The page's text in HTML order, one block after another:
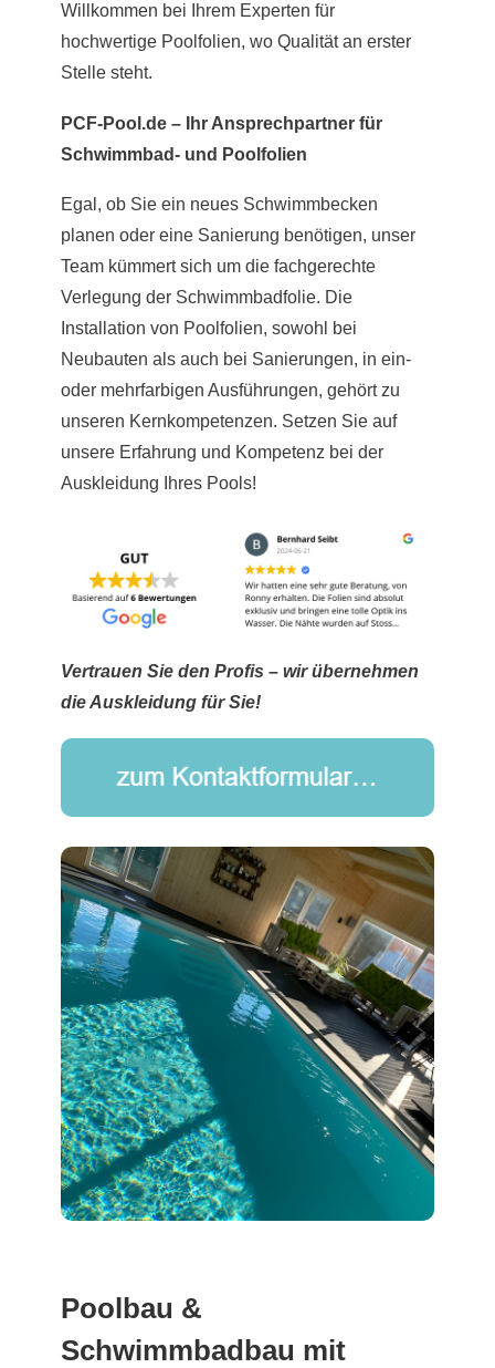
Willkommen bei Ihrem Experten für
hochwertige Poolfolien, wo Qualität an erster
Stelle steht.
PCF-Pool.de – Ihr Ansprechpartner für
Schwimmbad- und Poolfolien
Egal, ob Sie ein neues Schwimmbecken
planen oder eine Sanierung benötigen, unser
Team kümmert sich um die fachgerechte
Verlegung der Schwimmbadfolie. Die
Installation von Poolfolien, sowohl bei
Neubauten als auch bei Sanierungen, in ein-
oder mehrfarbigen Ausführungen, gehört zu
unseren Kernkompetenzen. Setzen Sie auf
unsere Erfahrung und Kompetenz bei der
Auskleidung Ihres Pools!
Vertrauen Sie den Profis – wir übernehmen
die Auskleidung für Sie!
Poolbau &
Schwimmbadbau mit